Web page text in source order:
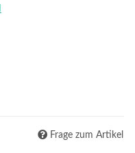
Frage zum Artikel